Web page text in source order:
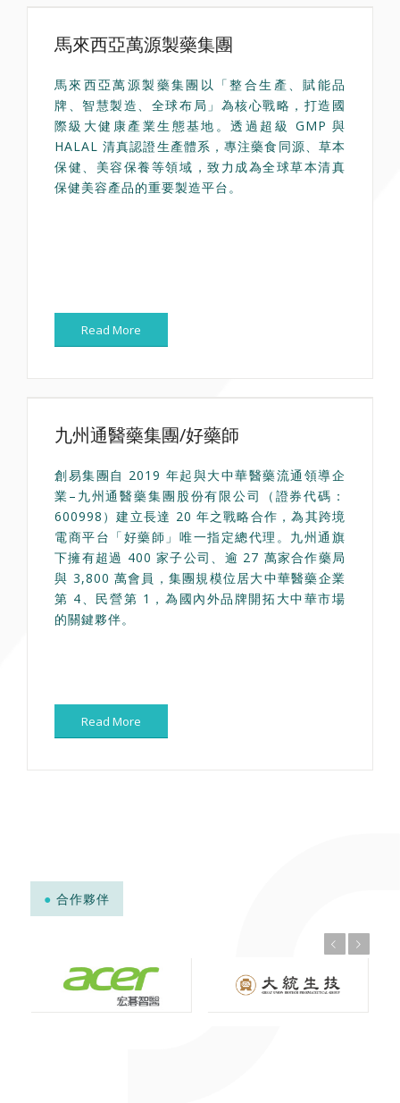
馬來西亞萬源製藥集團
馬來西亞萬源製藥集團以「整合生產、賦能品
牌、智慧製造、全球布局」為核心戰略，打造國
際級大健康產業生態基地。透過超級 GMP 與
HALAL 清真認證生產體系，專注藥食同源、草本
保健、美容保養等領域，致力成為全球草本清真
保健美容產品的重要製造平台。
Read More
九州通醫藥集團/好藥師
創易集團自 2019 年起與大中華醫藥流通領導企
業–九州通醫藥集團股份有限公司（證券代碼：
600998）建立長達 20 年之戰略合作，為其跨境
電商平台「好藥師」唯一指定總代理。九州通旗
下擁有超過 400 家子公司、逾 27 萬家合作藥局
與 3,800 萬會員，集團規模位居大中華醫藥企業
第 4、民營第 1，為國內外品牌開拓大中華市場
的關鍵夥伴。
Read More
● 合作夥伴